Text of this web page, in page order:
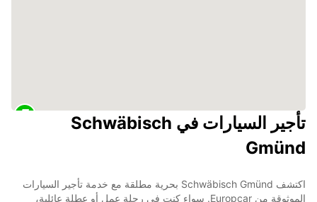
تأجير السيارات في Schwäbisch
Gmünd
اكتشف Schwäbisch Gmünd بحرية مطلقة مع خدمة تأجير السيارات
الموثوقة من Europcar. سواء كنت في رحلة عمل أو عطلة عائلية،